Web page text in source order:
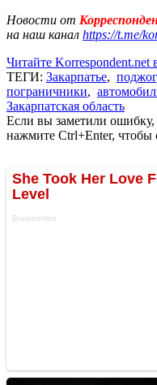
Новости от
на наш канал https://t.me/
Читайте Korrespondent.net
ТЕГИ: Закарпатье, поджог
пограничники,
Закарпатская область
Если вы заметили
нажмите Ctrl+Enter, чтобы